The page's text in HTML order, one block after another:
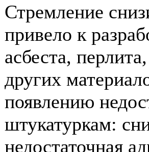
Стремление
привело к
асбеста,
других
появлению
штукатуркам:
недостаточная